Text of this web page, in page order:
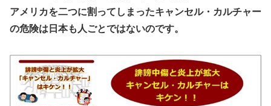
アメリカを二つに割ってしまったキャンセル・カルチャー
の危険は日本も人ごとではないのです。